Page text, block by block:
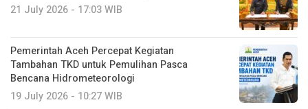
21 July 2026 - 17:03 WIB
Pemerintah Aceh Percepat Kegiatan
Tambahan TKD untuk Pemulihan Pasca
Bencana Hidrometeorologi
19 July 2026 - 10:27 WIB